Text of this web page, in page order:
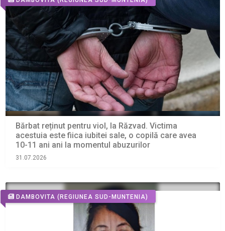
Bărbat reținut pentru viol, la Răzvad. Victima
acestuia este fiica iubitei sale, o copilă care avea
10-11 ani ani la momentul abuzurilor
31.07.2026
DAMBOVITA (REGIUNEA SUD-MUNTENIA)